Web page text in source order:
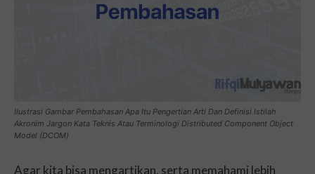
Ilustrasi Gambar Pembahasan Apa Itu Pengertian Arti Dan Definisi Istilah
Akronim Jargon Kata Teknis Atau Terminologi Distributed Component Object
Model (DCOM)
Agar kita bisa mengartikan, serta memahami lebih